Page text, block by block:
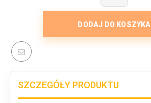
DODAJ DO KOSZYKA
SZCZEGÓŁY PRODUKTU